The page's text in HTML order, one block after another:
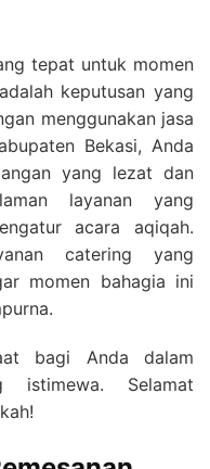
tepat untuk momen
keputusan yang
menggunakan jasa
Bekasi, Anda
yang lezat dan
layanan yang
acara aqiqah.
catering yang
momen bahagia ini
bagi Anda dalam
istimewa. Selamat